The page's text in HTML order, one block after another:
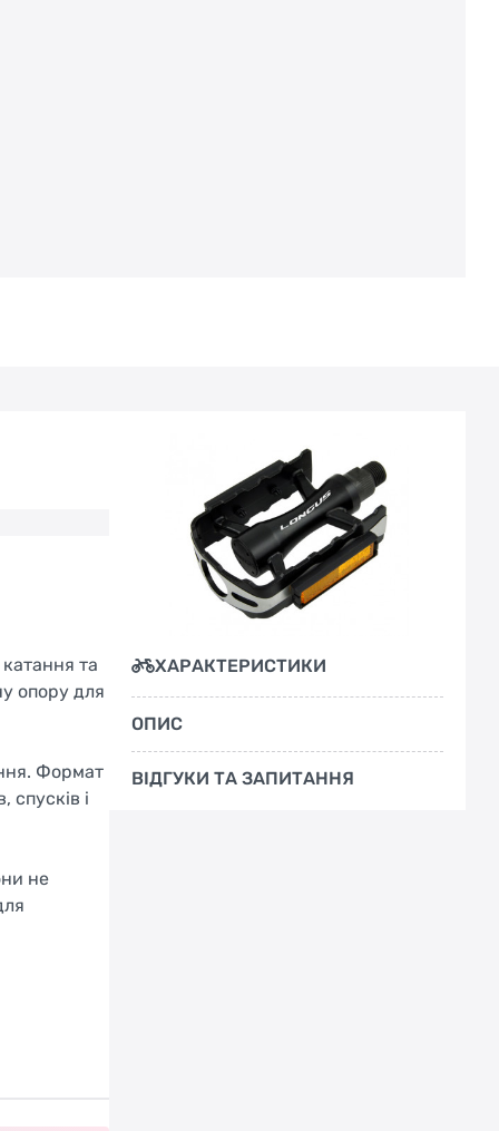
та
опору для
Формат
і
не
ХАРАКТЕРИСТИКИ
ОПИС
ВІДГУКИ ТА ЗАПИТАННЯ